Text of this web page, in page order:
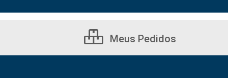
Meus Pedidos